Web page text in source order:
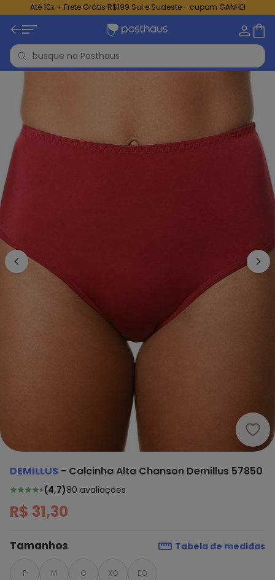
Até 10x + Frete Grátis R$199 Sul e Sudeste - cupom GANHEI
DEMILLUS - Calcinha Alta Chanson Demillus 57850
(4,7)80 avaliações
R$ 31,30
Tamanhos Tabela de medidas
P M G XG EG